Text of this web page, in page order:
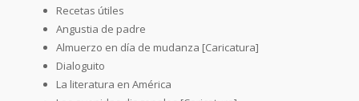
Recetas útiles
Angustia de padre
Almuerzo en día de mudanza [Caricatura]
Dialoguito
La literatura en América